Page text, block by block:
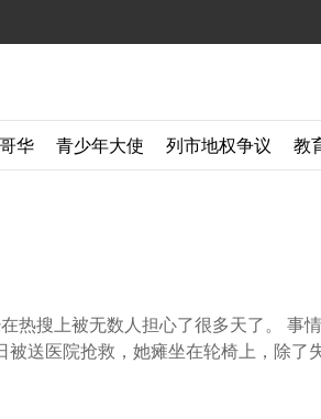
华 青少年大使 列市地权争议 教
热搜上被无数人担心了很多天了。 事
被送医院抢救，她瘫坐在轮椅上，除